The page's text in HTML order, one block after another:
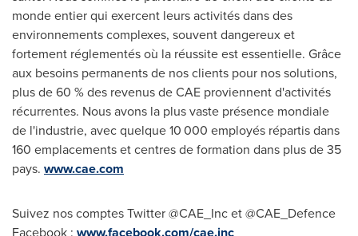
monde entier qui exercent leurs activités dans des
environnements complexes, souvent dangereux et
fortement réglementés où la réussite est essentielle. Grâce
aux besoins permanents de nos clients pour nos solutions,
plus de 60 % des revenus de CAE proviennent d'activités
récurrentes. Nous avons la plus vaste présence mondiale
de l'industrie, avec quelque 10 000 employés répartis dans
160 emplacements et centres de formation dans plus de 35
pays. www.cae.com
Suivez nos comptes Twitter @CAE_Inc et @CAE_Defence
Facebook : www.facebook.com/cae.inc